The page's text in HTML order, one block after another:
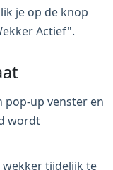
je op de knop
Actief".
pop-up venster en
wordt
tijdelijk te